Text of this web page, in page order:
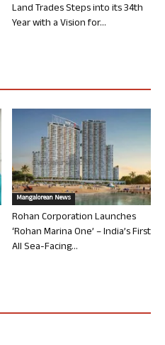
Land Trades Steps into its 34th
Year with a Vision for...
Mangalorean News
Rohan Corporation Launches
‘Rohan Marina One’ – India’s First
All Sea-Facing...